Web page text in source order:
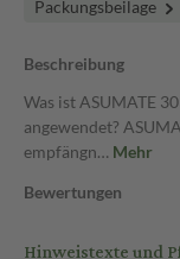
Packungsbeilage
Beschreibung
Was ist ASUMATE
angewendet?
empfängn… Mehr
Bewertungen